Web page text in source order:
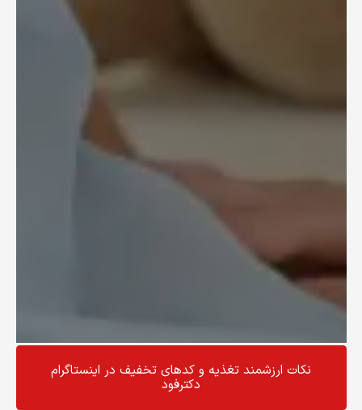
نکات ارزشمند تغذیه و کد‌های تخفیف در اینستاگرام
دکترفود